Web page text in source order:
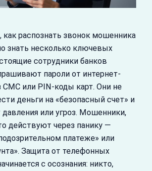
как распознать звонок мошенника
знать несколько ключевых
сотрудники банков
пароли от интернет-
СМС или PIN-коды карт. Они не
деньги на «безопасный счет» и
или угроз. Мошенники,
действуют через панику —
платеже» или
Защита от телефонных
с осознания: никто,